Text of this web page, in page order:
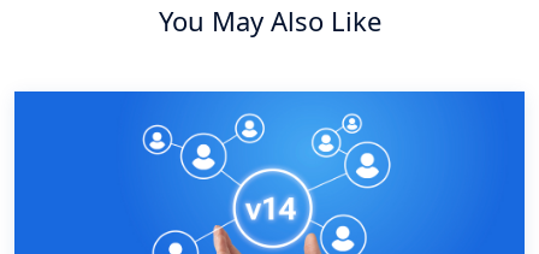
You May Also Like